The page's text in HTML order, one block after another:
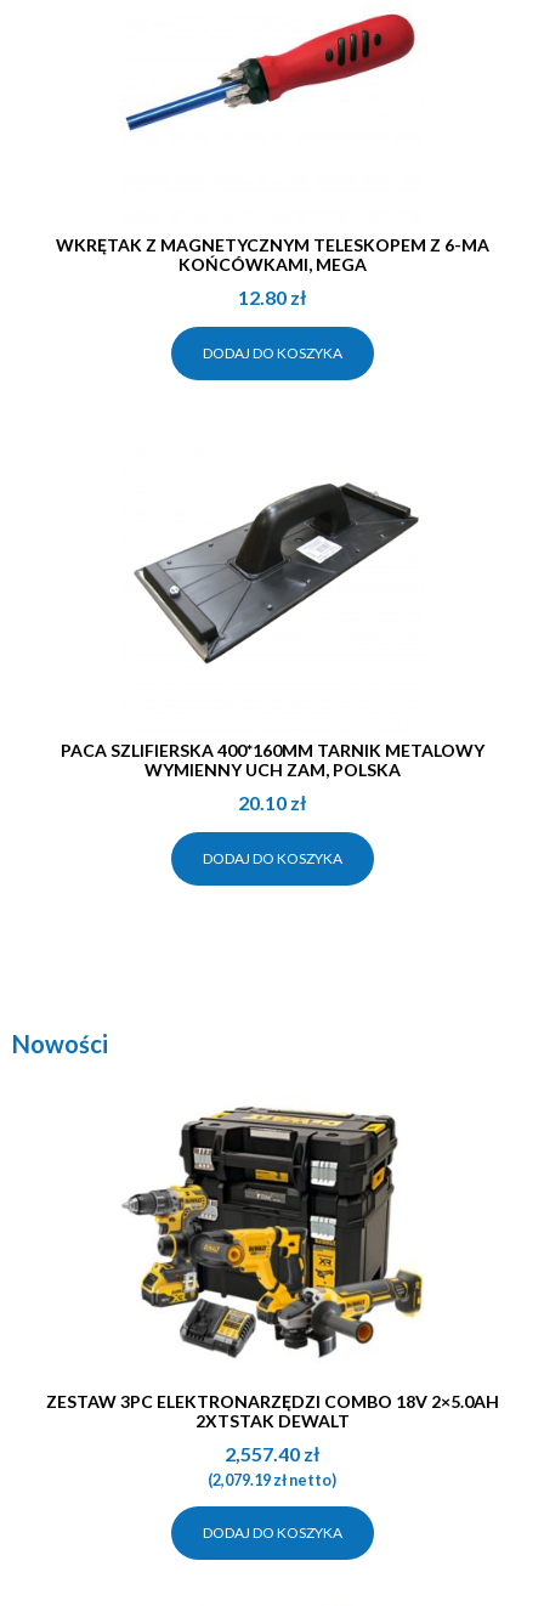
WKRĘTAK Z MAGNETYCZNYM TELESKOPEM Z 6-MA
KOŃCÓWKAMI, MEGA
12.80 zł
DODAJ DO KOSZYKA
PACA SZLIFIERSKA 400*160MM TARNIK METALOWY
WYMIENNY UCH ZAM, POLSKA
20.10 zł
DODAJ DO KOSZYKA
Nowości
ZESTAW 3PC ELEKTRONARZĘDZI COMBO 18V 2×5.0AH
2XTSTAK DEWALT
2,557.40 zł
(2,079.19złnetto)
DODAJ DO KOSZYKA